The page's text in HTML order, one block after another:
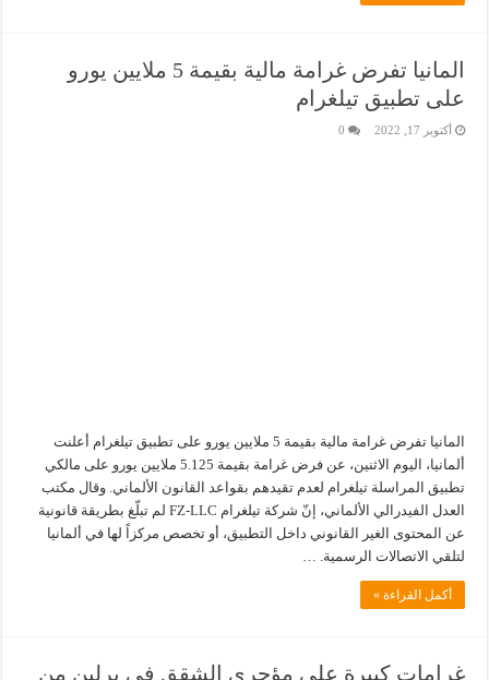
المانيا تفرض غرامة مالية بقيمة 5 ملايين يورو
على تطبيق تيلغرام
أكتوبر 17, 2022 0
المانيا تفرض غرامة مالية بقيمة 5 ملايين يورو على تطبيق تيلغرام أعلنت
ألمانيا، اليوم الاثنين، عن فرض غرامة بقيمة 5.125 ملايين يورو على مالكي
تطبيق المراسلة تيلغرام لعدم تقيدهم بقواعد القانون الألماني. وقال مكتب
العدل الفيدرالي الألماني، إنّ شركة تيلغرام FZ-LLC لم تبلّغ بطريقة قانونية
عن المحتوى الغير القانوني داخل التطبيق، أو تخصص مركزاً لها في ألمانيا
لتلقي الاتصالات الرسمية. …
أكمل القراءة »
غرامات كبيرة على مؤجري الشقق في برلين من